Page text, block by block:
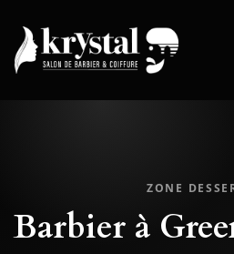
ZONE
Barbier à